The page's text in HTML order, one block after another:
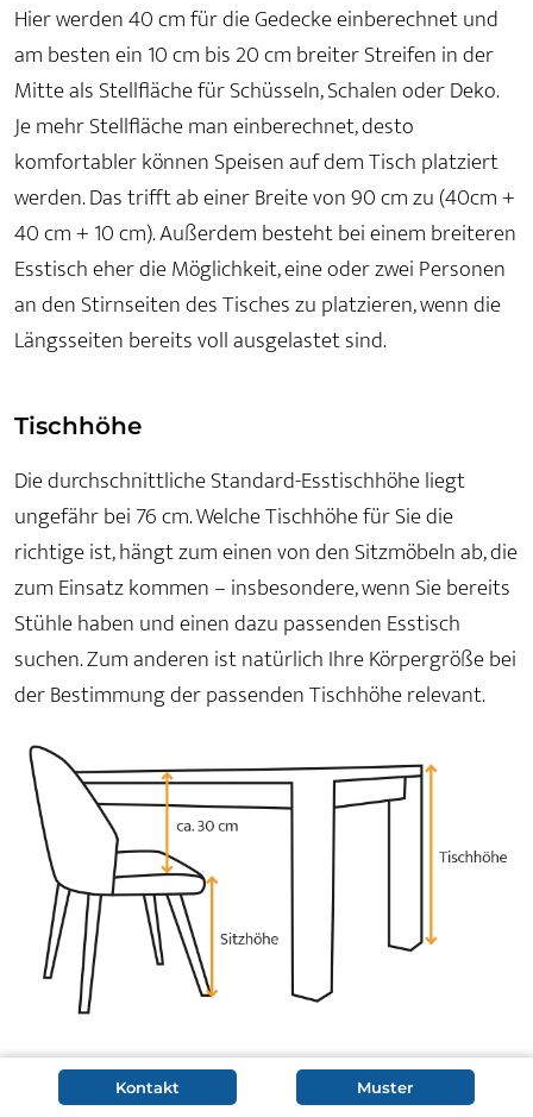
Hier werden 40 cm für die Gedecke einberechnet und
am besten ein 10 cm bis 20 cm breiter Streifen in der
Mitte als Stellfläche für Schüsseln, Schalen oder Deko.
Je mehr Stellfläche man einberechnet, desto
komfortabler können Speisen auf dem Tisch platziert
werden. Das trifft ab einer Breite von 90 cm zu (40cm +
40 cm + 10 cm). Außerdem besteht bei einem breiteren
Esstisch eher die Möglichkeit, eine oder zwei Personen
an den Stirnseiten des Tisches zu platzieren, wenn die
Längsseiten bereits voll ausgelastet sind.
Tischhöhe
Die durchschnittliche Standard-Esstischhöhe liegt
ungefähr bei 76 cm. Welche Tischhöhe für Sie die
richtige ist, hängt zum einen von den Sitzmöbeln ab, die
zum Einsatz kommen – insbesondere, wenn Sie bereits
Stühle haben und einen dazu passenden Esstisch
suchen. Zum anderen ist natürlich Ihre Körpergröße bei
der Bestimmung der passenden Tischhöhe relevant.
Hier einige Richtwerte zur Berechnung der passenden
Kontakt Muster